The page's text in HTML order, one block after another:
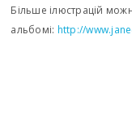
Більше ілюстрацій
альбомі: http://